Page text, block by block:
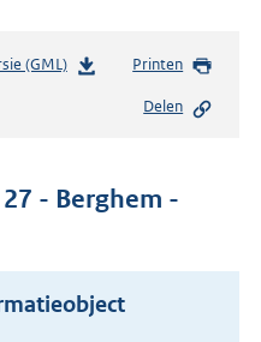
(GML)b
n
o
Printen
Delen
- Berghem -